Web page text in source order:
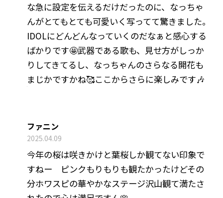
な急に設定を伝えるだけだったのに、なっちゃ
んがとてもとても可愛いく写ってて驚きました。
IDOLにどんどんなっていくのだなぁと感心する
ばかりです🤩武器である歌も、見せ方がしっか
りしてきてるし、なっちゃんのさらなる開花も
まじかですかね🥰ここからさらに楽しみです🎶
ファニン
2025.04.09
今年の桜は咲きかけと葉桜しか観てない印象で
すねー ピンクもりもりも観たかったけどその
分ホワスピの華やかなステージ沢山観て満たさ